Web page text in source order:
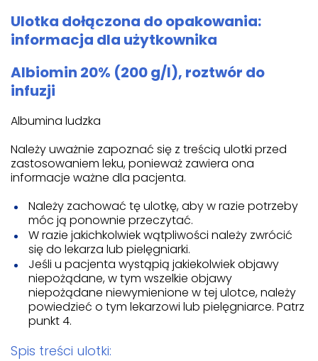
Ulotka dołączona do opakowania:
informacja dla użytkownika
Albiomin 20% (200 g/l), roztwór do
infuzji
Albumina ludzka
Należy uważnie zapoznać się z treścią ulotki przed
zastosowaniem leku, ponieważ zawiera ona
informacje ważne dla pacjenta.
Należy zachować tę ulotkę, aby w razie potrzeby
móc ją ponownie przeczytać.
W razie jakichkolwiek wątpliwości należy zwrócić
się do lekarza lub pielęgniarki.
Jeśli u pacjenta wystąpią jakiekolwiek objawy
niepożądane, w tym wszelkie objawy
niepożądane niewymienione w tej ulotce, należy
powiedzieć o tym lekarzowi lub pielęgniarce. Patrz
punkt 4.
Spis treści ulotki: